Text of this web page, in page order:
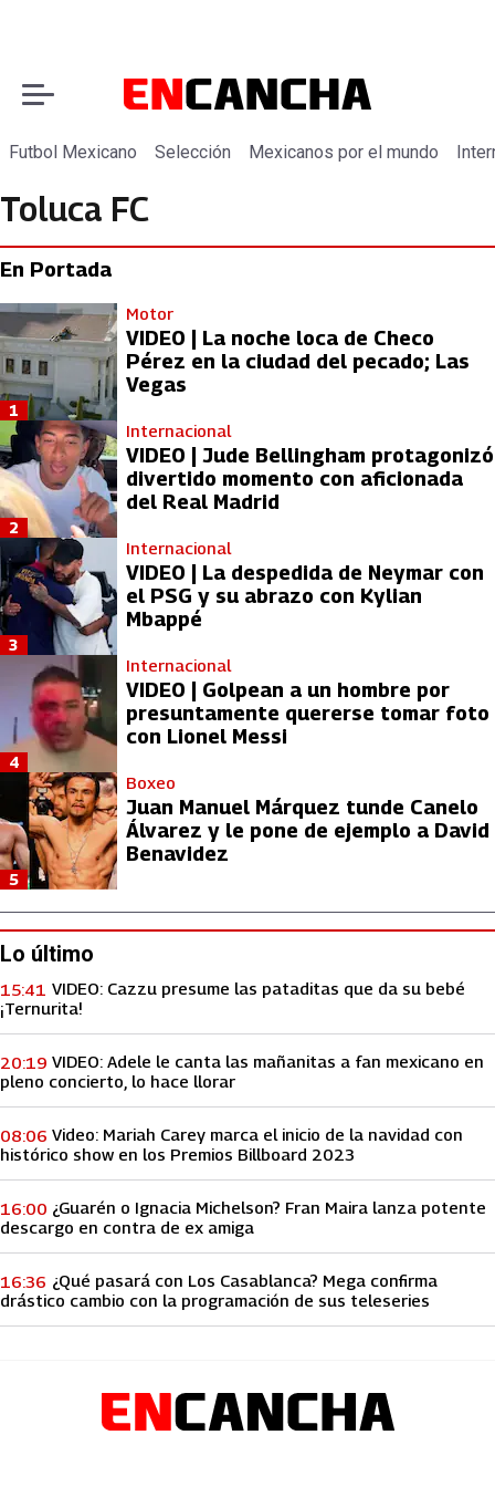
Futbol Mexicano Selección Mexicanos por el mundo
Toluca FC
En Portada
Motor
VIDEO | La noche loca de Checo
Pérez en la ciudad del pecado; Las
Vegas
1
Internacional
VIDEO | Jude Bellingham protagonizó
divertido momento con aficionada
del Real Madrid
2
Internacional
VIDEO | La despedida de Neymar con
el PSG y su abrazo con Kylian
Mbappé
3
Internacional
VIDEO | Golpean a un hombre por
presuntamente quererse tomar foto
con Lionel Messi
4
Boxeo
Juan Manuel Márquez tunde Canelo
Álvarez y le pone de ejemplo a David
Benavidez
5
Lo último
VIDEO: Cazzu presume las pataditas que da su bebé
¡Ternurita!
15:41
VIDEO: Adele le canta las mañanitas a fan mexicano en
pleno concierto, lo hace llorar
20:19
Video: Mariah Carey marca el inicio de la navidad con
histórico show en los Premios Billboard 2023
08:06
¿Guarén o Ignacia Michelson? Fran Maira lanza potente
descargo en contra de ex amiga
16:00
¿Qué pasará con Los Casablanca? Mega confirma
drástico cambio con la programación de sus teleseries
16:36